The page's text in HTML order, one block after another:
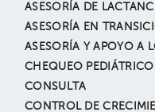
ASESORÍA DE
ASESORÍA EN
CHEQUEO
CONSULTA
CONTROL DE